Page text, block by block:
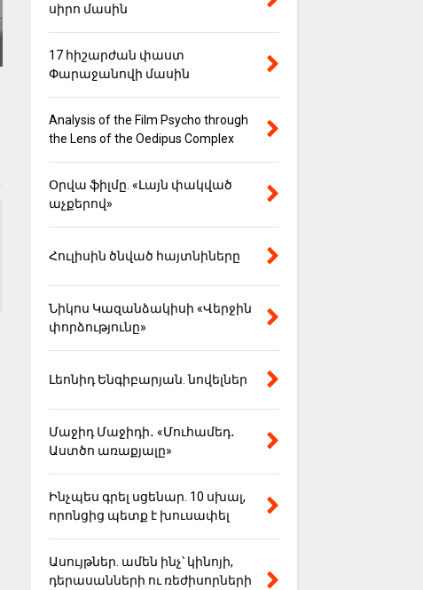
սիրո մասին
17 հիշարժան փաստ
Փարաջանովի մասին
Analysis of the Film Psycho through
the Lens of the Oedipus Complex
Օրվա ֆիլմը. «Լայն փակված
աչքերով»
Հուլիսին ծնված հայտնիները
Նիկոս Կազանձակիսի «Վերջին
փորձությունը»
Լեոնիդ Ենգիբարյան. նովելներ
Մաջիդ Մաջիդի․ «Մուհամեդ․
Աստծո առաքյալը»
Ինչպես գրել սցենար. 10 սխալ,
որոնցից պետք է խուսափել
Ասույթներ. ամեն ինչ՝ կինոյի,
դերասանների ու ռեժիսորների